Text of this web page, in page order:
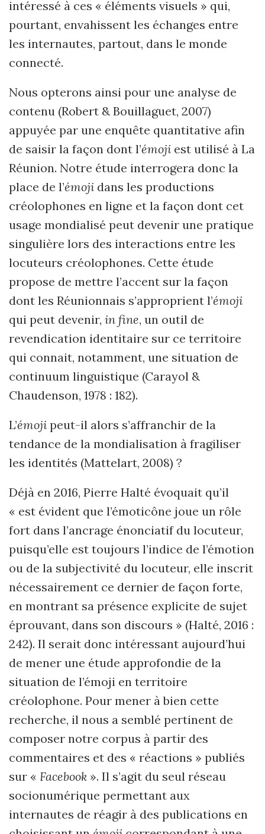
intéressé à ces « éléments visuels » qui,
pourtant, envahissent les échanges entre
les internautes, partout, dans le monde
connecté.
Nous opterons ainsi pour une analyse de
contenu (Robert & Bouillaguet, 2007)
appuyée par une enquête quantitative afin
de saisir la façon dont l’émoji est utilisé à La
Réunion. Notre étude interrogera donc la
place de l’émoji dans les productions
créolophones en ligne et la façon dont cet
usage mondialisé peut devenir une pratique
singulière lors des interactions entre les
locuteurs créolophones. Cette étude
propose de mettre l’accent sur la façon
dont les Réunionnais s’approprient l’émoji
qui peut devenir, in fine, un outil de
revendication identitaire sur ce territoire
qui connait, notamment, une situation de
continuum linguistique (Carayol &
Chaudenson, 1978 : 182).
L’émoji peut-il alors s’affranchir de la
tendance de la mondialisation à fragiliser
les identités (Mattelart, 2008) ?
Déjà en 2016, Pierre Halté évoquait qu’il
« est évident que l’émoticône joue un rôle
fort dans l’ancrage énonciatif du locuteur,
puisqu’elle est toujours l’indice de l’émotion
ou de la subjectivité du locuteur, elle inscrit
nécessairement ce dernier de façon forte,
en montrant sa présence explicite de sujet
éprouvant, dans son discours » (Halté, 2016 :
242). Il serait donc intéressant aujourd’hui
de mener une étude approfondie de la
situation de l’émoji en territoire
créolophone. Pour mener à bien cette
recherche, il nous a semblé pertinent de
composer notre corpus à partir des
commentaires et des « réactions » publiés
sur « Facebook ». Il s’agit du seul réseau
socionumérique permettant aux
internautes de réagir à des publications en